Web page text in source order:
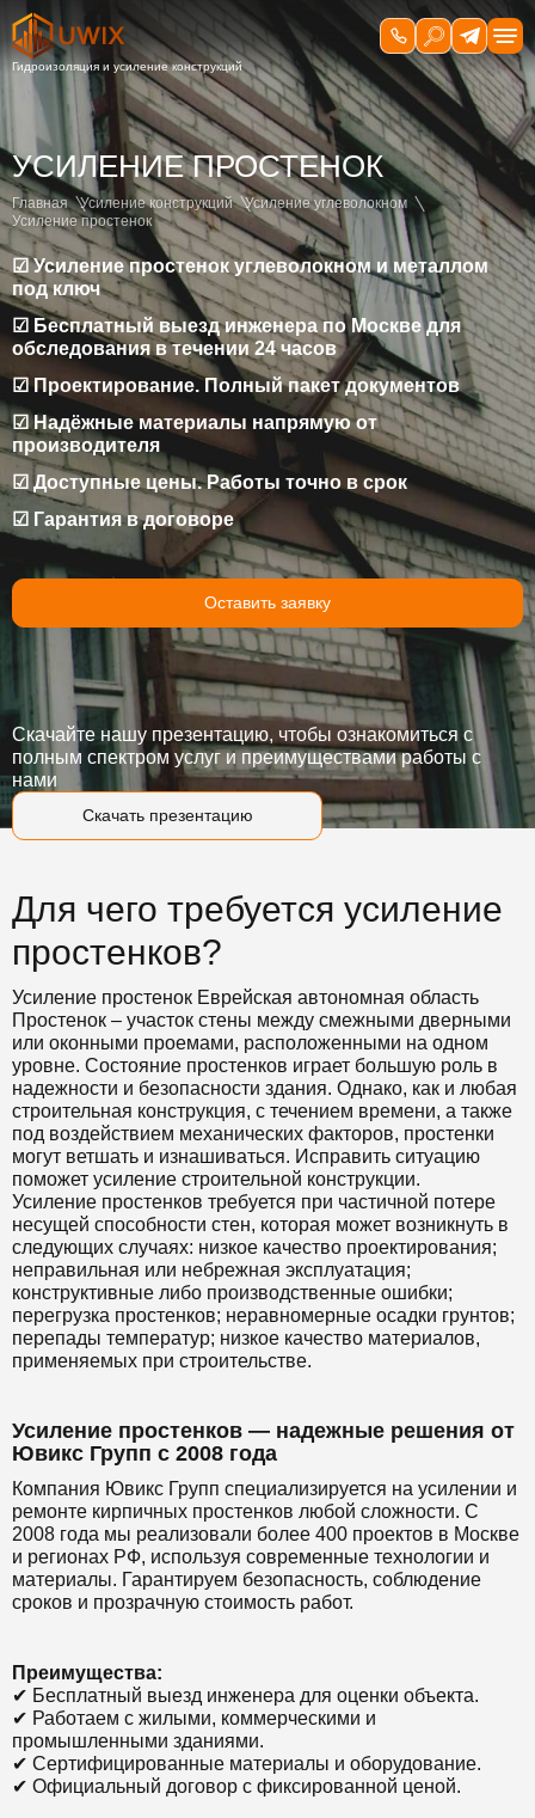
УСИЛЕНИЕ ПРОСТЕНОК
Главная Усиление конструкций
Усиление углеволокном
Усиление простенок
☑ Усиление простенок углеволокном и металлом
под ключ
☑ Бесплатный выезд инженера по Москве для
обследования в течении 24 часов
☑ Проектирование. Полный пакет документов
☑ Надёжные материалы напрямую от
производителя
☑ Доступные цены. Работы точно в срок
☑ Гарантия в договоре
Оставить заявку
Скачать презентацию
Скачайте нашу презентацию, чтобы ознакомиться с
полным спектром услуг и преимуществами работы с
нами
Для чего требуется усиление
простенков?
Усиление простенок Еврейская автономная область
Простенок – участок стены между смежными дверными
или оконными проемами, расположенными на одном
уровне. Состояние простенков играет большую роль в
надежности и безопасности здания. Однако, как и любая
строительная конструкция, с течением времени, а также
под воздействием механических факторов, простенки
могут ветшать и изнашиваться. Исправить ситуацию
поможет усиление строительной конструкции.
Усиление простенков требуется при частичной потере
несущей способности стен, которая может возникнуть в
следующих случаях: низкое качество проектирования;
неправильная или небрежная эксплуатация;
конструктивные либо производственные ошибки;
перегрузка простенков; неравномерные осадки грунтов;
перепады температур; низкое качество материалов,
применяемых при строительстве.
Усиление простенков — надежные решения от
Ювикс Групп с 2008 года
Компания Ювикс Групп специализируется на усилении и
ремонте кирпичных простенков любой сложности. С
2008 года мы реализовали более 400 проектов в Москве
и регионах РФ, используя современные технологии и
материалы. Гарантируем безопасность, соблюдение
сроков и прозрачную стоимость работ.
Преимущества:
✔ Бесплатный выезд инженера для оценки объекта.
✔ Работаем с жилыми, коммерческими и
промышленными зданиями.
✔ Сертифицированные материалы и оборудование.
✔ Официальный договор с фиксированной ценой.